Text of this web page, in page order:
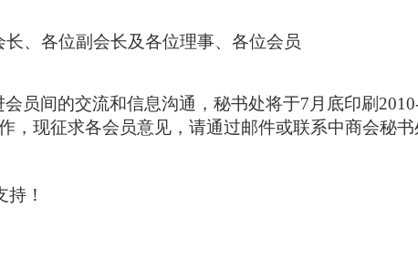
、各位副会长及各位理事、各位会员
员间的交流和信息沟通，秘书处将于7 月底印刷
，现征求各会员意见，请通过邮件或联系中商会秘
持 ！